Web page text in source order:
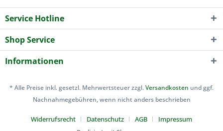
Service Hotline
Shop Service
Informationen
* Alle Preise inkl. gesetzl. Mehrwertsteuer zzgl.Versandkosten und ggf.
Nachnahmegebühren, wenn nicht anders beschrieben
Widerrufsrecht Datenschutz AGB
Impressum